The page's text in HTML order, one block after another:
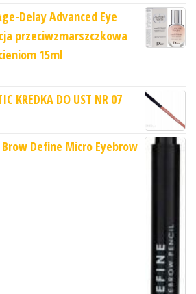
Delay Advanced Eye
przeciwzmarszczkowa
15ml
KREDKA DO UST NR 07
Define Micro Eyebrow